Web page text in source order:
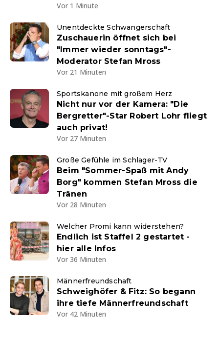
Vor 1 Minute
Unentdeckte Schwangerschaft
Zuschauerin öffnet sich bei
"Immer wieder sonntags"-
Moderator Stefan Mross
Vor 21 Minuten
Sportskanone mit großem Herz
Nicht nur vor der Kamera: "Die
Bergretter"-Star Robert Lohr fliegt
auch privat!
Vor 27 Minuten
Große Gefühle im Schlager-TV
Beim "Sommer-Spaß mit Andy
Borg" kommen Stefan Mross die
Tränen
Vor 28 Minuten
Welcher Promi kann widerstehen?
Endlich ist Staffel 2 gestartet -
hier alle Infos
Vor 36 Minuten
Männerfreundschaft
Schweighöfer & Fitz: So begann
ihre tiefe Männerfreundschaft
Vor 42 Minuten